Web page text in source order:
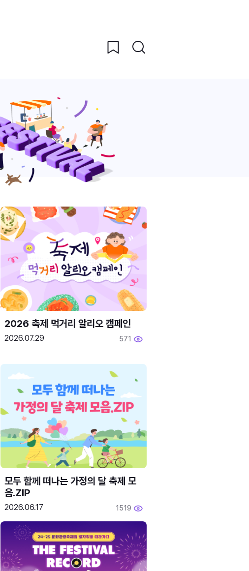
2026 축제 먹거리 알리오 캠페인
2026.07.29 571
모두 함께 떠나는 가정의 달 축제 모
음.ZIP
2026.06.17 1519